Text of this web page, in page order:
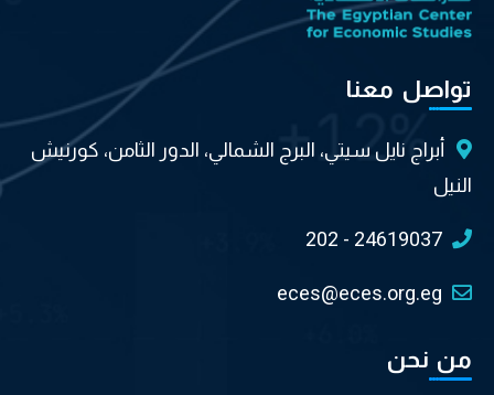
تواصل معنا
أبراج نايل سيتي، البرج الشمالي، الدور الثامن، كورنيش
النيل
202 - 24619037
eces@eces.org.eg
من نحن